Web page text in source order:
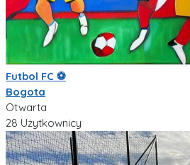
Futbol FC ⚽️
Bogota
Otwarta
28 Użytkownicy